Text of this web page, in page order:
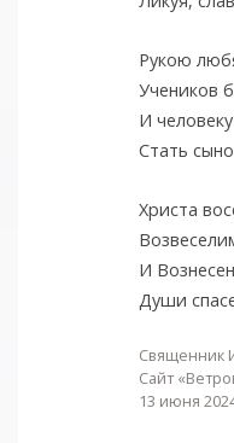
Рукою
Учеников
И
Стать
Христа
И
Души
Священник
Сайт
13 июня